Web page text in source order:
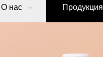
О нас Продукция